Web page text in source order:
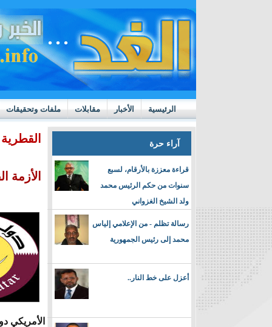
الرئيسية الأخبار مقابلات ملفات وتحقيقات
m.youtube.com/watch?v=GN10qW4W4hQ
آراء حرة
قراءة معززة بالأرقام، لسبع
سنوات من حكم الرئيس محمد
ولد الشيخ الغزواني
رسالة تظلم - من الإعلامي إلياس
محمد إلى رئيس الجمهورية
أعزل على خط النار..
القطرية
الأزمة
الأمريكي